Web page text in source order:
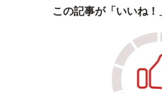
この記事が「いいね！